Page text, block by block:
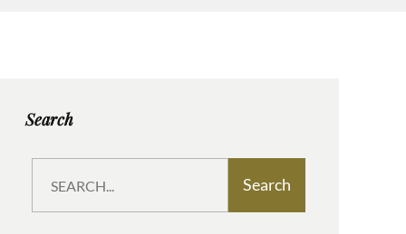
Search
a
Search